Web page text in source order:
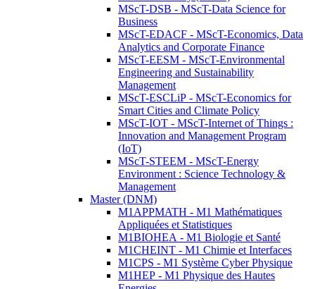
MScT-DSB - MScT-Data Science for
Business
MScT-EDACF - MScT-Economics, Data
Analytics and Corporate Finance
MScT-EESM - MScT-Environmental
Engineering and Sustainability
Management
MScT-ESCLiP - MScT-Economics for
Smart Cities and Climate Policy
MScT-IOT - MScT-Internet of Things :
Innovation and Management Program
(IoT)
MScT-STEEM - MScT-Energy
Environment : Science Technology &
Management
Master (DNM)
M1APPMATH - M1 Mathématiques
Appliquées et Statistiques
M1BIOHEA - M1 Biologie et Santé
M1CHEINT - M1 Chimie et Interfaces
M1CPS - M1 Système Cyber Physique
M1HEP - M1 Physique des Hautes